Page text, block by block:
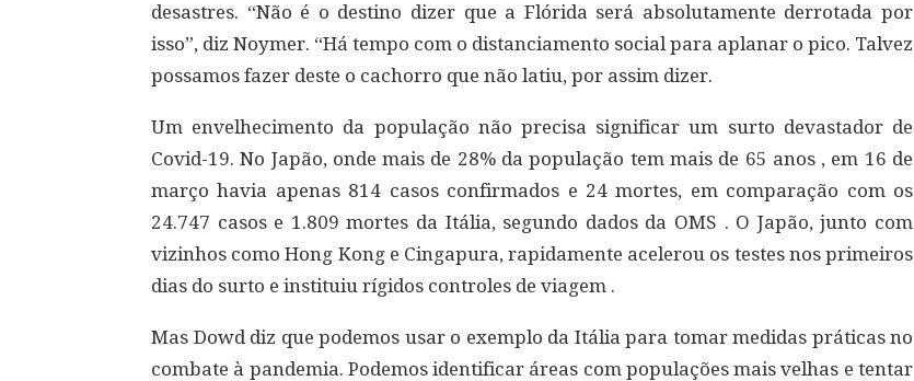
desastres. “Não é o destino dizer que a Flórida será absolutamente derrotada por
isso”, diz Noymer. “Há tempo com o distanciamento social para aplanar o pico. Talvez
possamos fazer deste o cachorro que não latiu, por assim dizer.
Um envelhecimento da população não precisa significar um surto devastador de
Covid-19. No Japão, onde mais de 28% da população tem mais de 65 anos , em 16 de
março havia apenas 814 casos confirmados e 24 mortes, em comparação com os
24.747 casos e 1.809 mortes da Itália, segundo dados da OMS . O Japão, junto com
vizinhos como Hong Kong e Cingapura, rapidamente acelerou os testes nos primeiros
dias do surto e instituiu rígidos controles de viagem .
Mas Dowd diz que podemos usar o exemplo da Itália para tomar medidas práticas no
combate à pandemia. Podemos identificar áreas com populações mais velhas e tentar